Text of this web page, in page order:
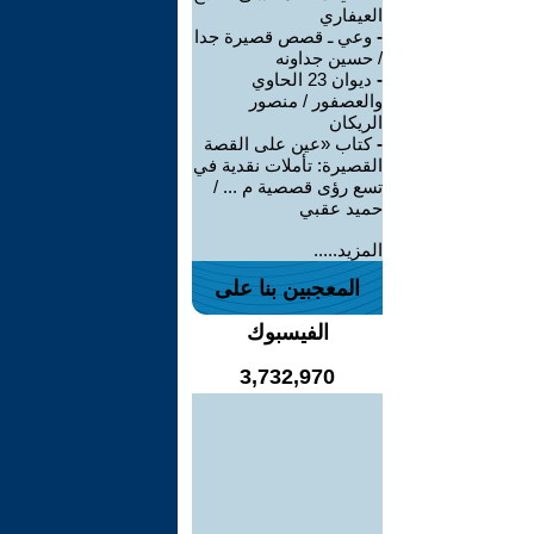
العيفاري
- وعي ـ قصص قصيرة جدا
/ حسين جداونه
-
ديوان 23 الحاوي
والعصفور / منصور
الريكان
-كتاب «عين على القصة
القصيرة: تأملات نقدية في
تسع رؤى قصصية م ... /
حميد عقبي
المزيد.....
المعجبين بنا على
الفيسبوك
3,732,970